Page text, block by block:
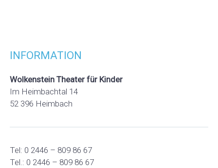
INFORMATION
Wolkenstein Theater für Kinder
Im Heimbachtal 14
52 396 Heimbach
Tel: 0 2446 – 809 86 67
Tel.: 0 2446 – 809 86 67